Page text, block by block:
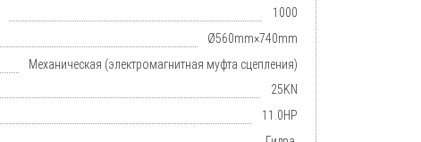
1000
Ø560mm×740mm
Механическая (электромагнитная муфта сцепления)
25KN
11.0HP